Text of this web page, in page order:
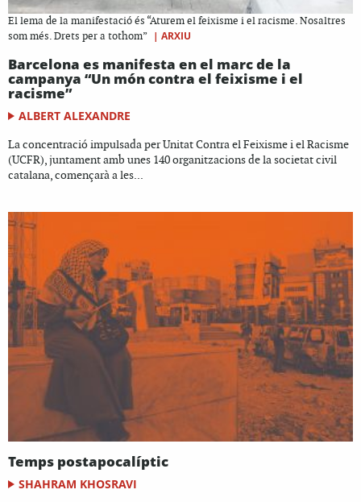
El lema de la manifestació és “Aturem el feixisme i el racisme. Nosaltres
som més. Drets per a tothom” | ARXIU
Barcelona es manifesta en el marc de la
campanya “Un món contra el feixisme i el
racisme”
ALBERT ALEXANDRE
La concentració impulsada per Unitat Contra el Feixisme i el Racisme
(UCFR), juntament amb unes 140 organitzacions de la societat civil
catalana, començarà a les...
Temps postapocalíptic
SHAHRAM KHOSRAVI